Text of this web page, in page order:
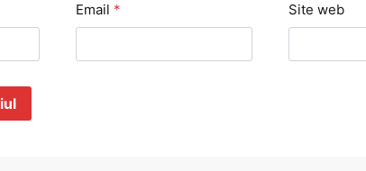
Email * Site web